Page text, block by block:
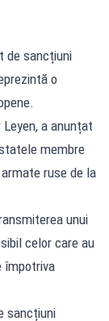
de sancțiuni
o
Leyen, a anunțat
membre
ruse de la
unui
celor care au
împotriva
sancțiuni